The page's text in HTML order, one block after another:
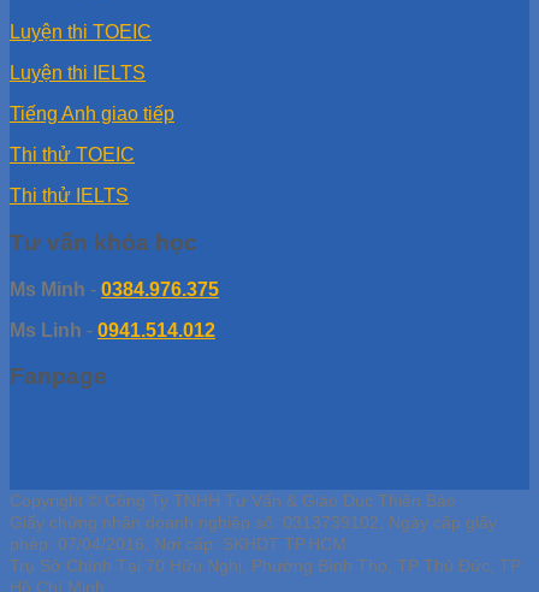
Luyện thi TOEIC
Luyện thi IELTS
Tiếng Anh giao tiếp
Thi thử TOEIC
Thi thử IELTS
Tư vấn khóa học
Ms Minh - 0384.976.375
Ms Linh - 0941.514.012
Fanpage
Copyright © Công Ty TNHH Tư Vấn & Giáo Dục Thiên Bảo
Giấy chứng nhận doanh nghiệp số: 0313739102, Ngày cấp giấy
phép: 07/04/2016, Nơi cấp: SKHDT TP.HCM
Trụ Sở Chính Tại 70 Hữu Nghị, Phường Bình Thọ, TP Thủ Đức, TP
Hồ Chí Minh